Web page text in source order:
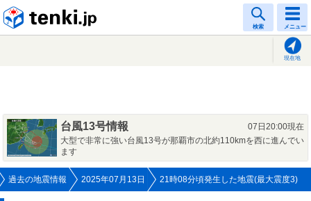
検索 メニュー
現在地
台風13号情報
07日20:00現在
大型で非常に強い台風13号が那覇市の北約110kmを西に進んでい
ます
過去の地震情報 2025年07月13日 21時08分頃発生した地震(最大震度3)